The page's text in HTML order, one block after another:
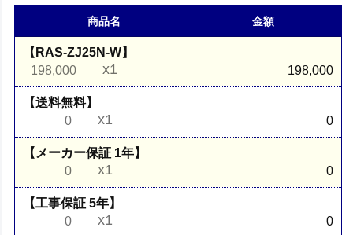
商品名 金額
【RAS-ZJ25N-W】
198,000
x1 198,000
【送料無料】
0
x1 0
【メーカー保証 1年】
0
x1 0
【工事保証 5年】
0
x1 0